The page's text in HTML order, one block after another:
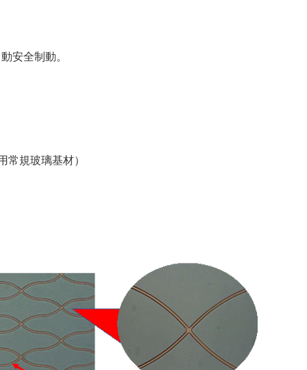
安全制動。
規玻璃基材）